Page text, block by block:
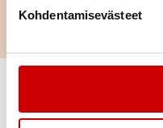
Kohdentamisevästeet